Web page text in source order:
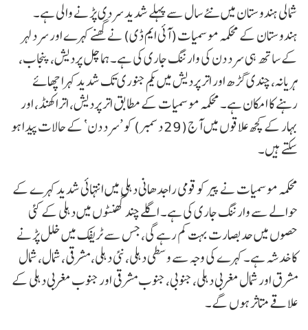
شمالی ہندوستان میں نئے سال سے پہلے شدید سردی پڑنے والی ہے۔
ہندوستان کے محکمہ موسمیات (آئی ایم ڈی) نے گھنے کہرے اور سرد لہر
کے ساتھ ہی سرد دن کی وارننگ جاری کی ہے۔ ہماچل پردیش، پنجاب،
ہریانہ، چندی گڑھ اور اتر پردیش میں یکم جنوری تک شدید کہرا چھائے
رہنے کا امکان ہے۔ محکمہ موسمیات کے مطابق اتر پردیش، اتراکھنڈ، اور
بہار کے کچھ علاقوں میں آج (29 دسمبر) کو ’سرد دن‘ کے حالات پیدا ہو
سکتے ہیں۔
محکمہ موسمیات نے پیر کو قومی راجدھانی دہلی میں انتہائی شدید کہرے کے
حوالے سے وارننگ جاری کی ہے۔ اگلے چند گھنٹوں میں دہلی کے کئی
حصوں میں حد بصارت بہت کم رہے گی، جس سے ٹریفک میں خلل پڑنے
کا خدشہ ہے۔ کہرے کی وجہ سے وسطی دہلی، نئی دہلی، مشرقی، شمال، شمال
مشرق اور شمال مغربی دہلی، جنوبی، جنوب مشرقی اور جنوب مغربی دہلی کے
علاقے متاثر ہوں گے۔